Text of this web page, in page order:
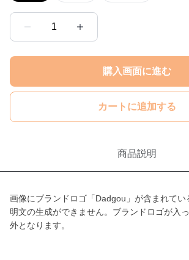
1
購入画面に進む
カートに追加する
商品説明
画像にブランドロゴ「Dadgou」が含まれてい
明文の生成ができません。ブランドロゴが入
外となります。